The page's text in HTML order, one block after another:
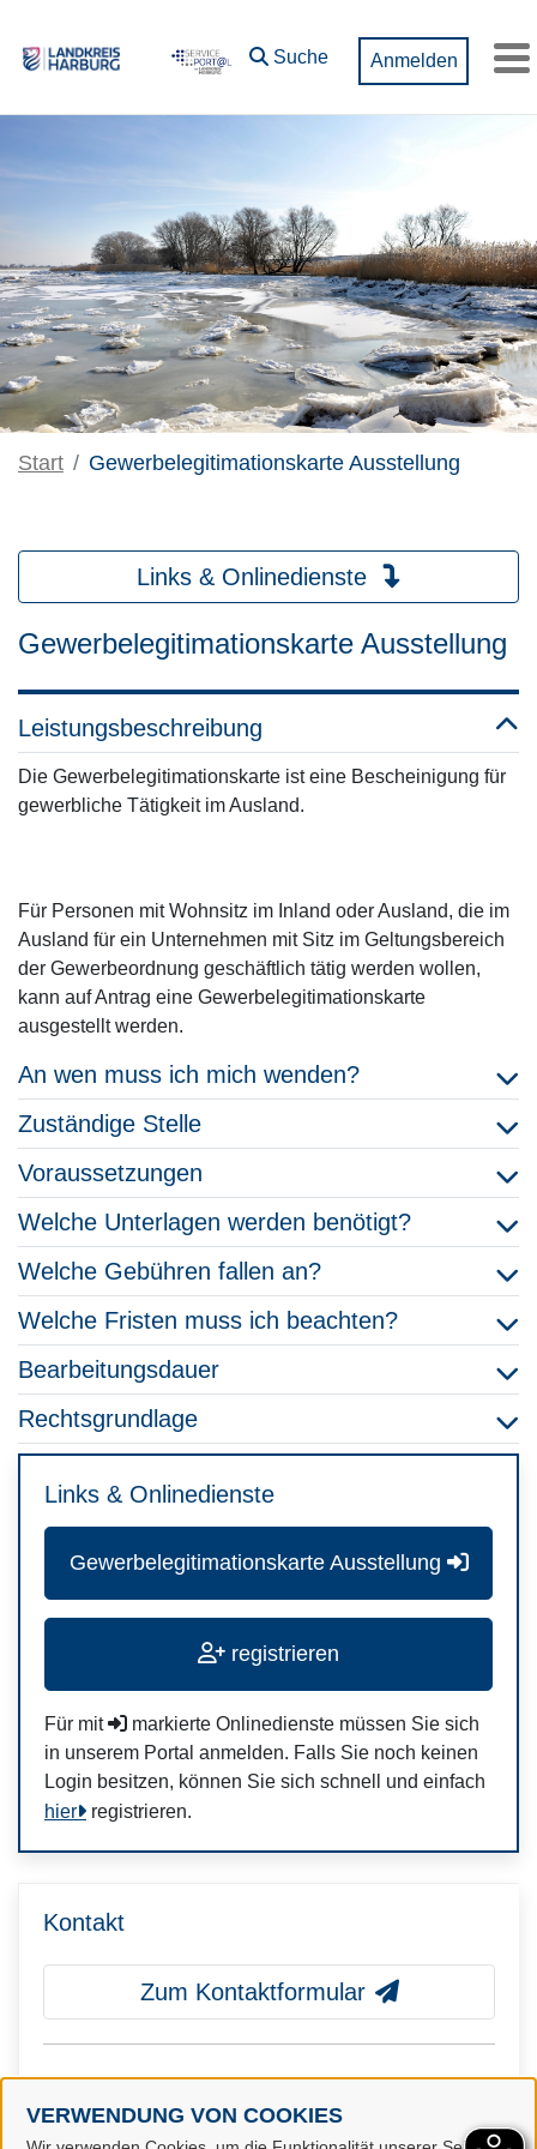
VERWENDUNG VON COOKIES
Suche Anmelden
Start Gewerbelegitimationskarte Ausstellung
Links & Onlinedienste
Gewerbelegitimationskarte Ausstellung
Leistungsbeschreibung
Die Gewerbelegitimationskarte ist eine Bescheinigung für
gewerbliche Tätigkeit im Ausland.
Für Personen mit Wohnsitz im Inland oder Ausland, die im
Ausland für ein Unternehmen mit Sitz im Geltungsbereich
der Gewerbeordnung geschäftlich tätig werden wollen,
kann auf Antrag eine Gewerbelegitimationskarte
ausgestellt werden.
An wen muss ich mich wenden?
Zuständige Stelle
Voraussetzungen
Welche Unterlagen werden benötigt?
Welche Gebühren fallen an?
Welche Fristen muss ich beachten?
Bearbeitungsdauer
Rechtsgrundlage
Links & Onlinedienste
Gewerbelegitimationskarte Ausstellung
registrieren
Für mit
markierte Onlinedienste müssen Sie sich
in unserem Portal anmelden. Falls Sie noch keinen
Login besitzen, können Sie sich schnell und einfach
hier
registrieren.
Kontakt
Zum Kontaktformular
Abteilung 39 Migration, Ordnung und
Verbraucherschutz